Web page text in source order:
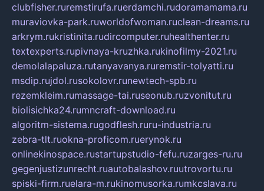
clubfisher.ruremstirufa.ruerdamchi.rudoramamama.ru
muraviovka-park.ruworldofwoman.ruclean-dreams.ru
arkrym.rukristinita.rudircomputer.ruhealthenter.ru
textexperts.rupivnaya-kruzhka.rukinofilmy-2021.ru
demolalapaluza.rutanyavanya.ruremstir-tolyatti.ru
msdip.rujdol.rusokolovr.runewtech-spb.ru
rezemkleim.rumassage-tai.ruseonub.ruzvonitut.ru
biolisichka24.rumncraft-download.ru
algoritm-sistema.rugodflesh.ruru-industria.ru
zebra-tlt.ruokna-proficom.ruerynok.ru
onlinekinospace.rustartupstudio-fefu.ruzarges-ru.ru
gegenjustizunrecht.ruautobalashov.ruutrovortu.ru
spiski-firm.ruelara-m.rukinomusorka.rumkcslava.ru